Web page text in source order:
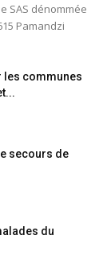
SAS dénommée
Pamandzi
les communes
secours de
du